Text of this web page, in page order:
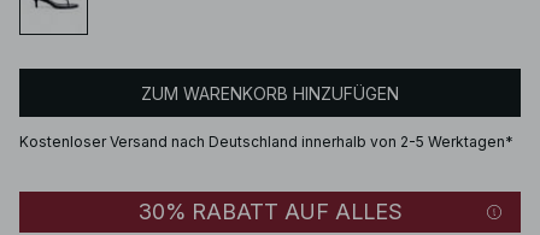
ZUM WARENKORB HINZUFÜGEN
Kostenloser Versand nach Deutschland innerhalb von 2-5 Werktagen*
30% RABATT AUF ALLES